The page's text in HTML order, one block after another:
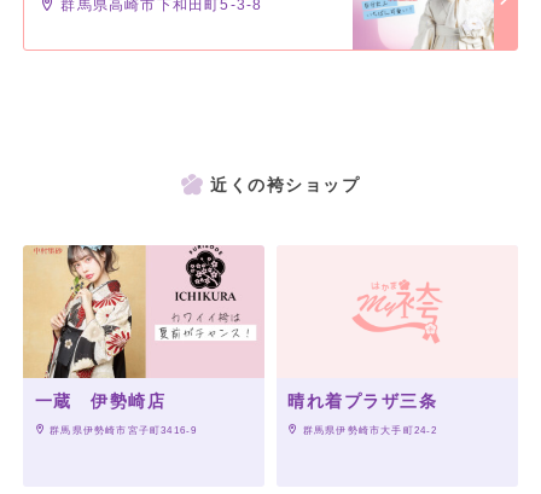
群馬県高崎市下和田町5-3-8
近くの袴ショップ
一蔵 伊勢崎店
群馬県伊勢崎市宮子町3416-9
晴れ着プラザ三条
群馬県伊勢崎市大手町24-2